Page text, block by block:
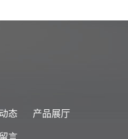
态 产品展厅
言